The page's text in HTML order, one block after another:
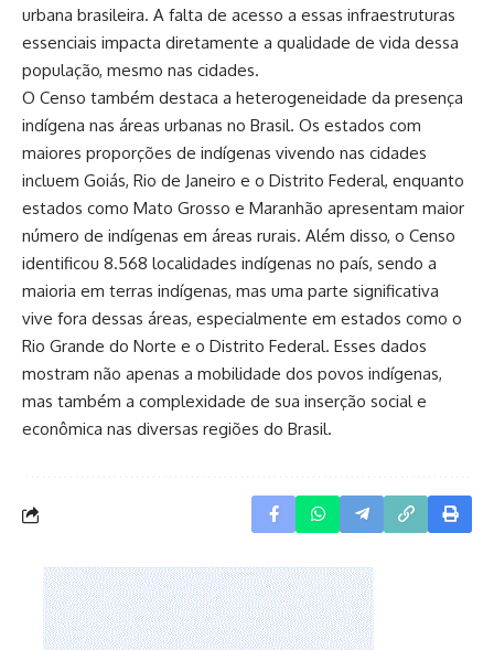
urbana brasileira. A falta de acesso a essas infraestruturas
essenciais impacta diretamente a qualidade de vida dessa
população, mesmo nas cidades.
O Censo também destaca a heterogeneidade da presença
indígena nas áreas urbanas no Brasil. Os estados com
maiores proporções de indígenas vivendo nas cidades
incluem Goiás, Rio de Janeiro e o Distrito Federal, enquanto
estados como Mato Grosso e Maranhão apresentam maior
número de indígenas em áreas rurais. Além disso, o Censo
identificou 8.568 localidades indígenas no país, sendo a
maioria em terras indígenas, mas uma parte significativa
vive fora dessas áreas, especialmente em estados como o
Rio Grande do Norte e o Distrito Federal. Esses dados
mostram não apenas a mobilidade dos povos indígenas,
mas também a complexidade de sua inserção social e
econômica nas diversas regiões do Brasil.